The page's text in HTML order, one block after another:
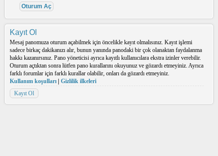
Kayıt Ol
Mesaj panomuza oturum açabilmek için öncelikle kayıt olmalısınız. Kayıt işlemi
sadece birkaç dakikanızı alır, bunun yanında panodaki bir çok olanaktan faydalanma
hakkı kazanırsınız. Pano yöneticisi ayrıca kayıtlı kullanıcılara ekstra izinler verebilir.
Oturum açtıktan sonra lütfen pano kurallarını okuyunuz ve gözardı etmeyiniz. Ayrıca
farklı forumlar için farklı kurallar olabilir, onları da gözardı etmeyiniz.
Kullanım koşulları
Gizlilik ilkeleri
Kayıt Ol